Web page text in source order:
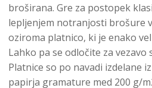
broširana. Gre za postopek
lepljenjem notranjosti brošure
oziroma platnico, ki je enako
Lahko pa se odločite za vezavo
Platnice so po navadi izdelane
papirja gramature med 200 g/